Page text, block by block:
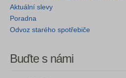
Aktuální slevy
Poradna
Odvoz starého spotřebiče
Buďte s námi